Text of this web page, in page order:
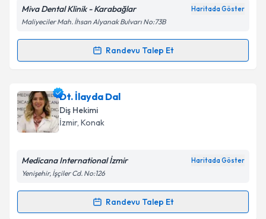
kapsamda işlenmesini kabul ediyorum.
Takvim Talebini Gönder
Miva Dental Klinik - Karabağlar Haritada Göster
Maliyeciler Mah. İhsan Alyanak Bulvarı No:73B
Randevu Talep Et
Randevu Takvimi Talebi
Dt. Murat Atakan Acar
oluşturun. Size bu uzmandan randevu almanız için bir
takvim hazırlandığında e-posta ile bilgilendireceğiz.
Kişisel verilerimin işlenmesine ilişkin
Metni'ni okudum ve kişisel verilerimin belirtilen
Dt. İlayda Dal
Diş Hekimi
İzmir, Konak
Medicana International İzmir Haritada Göster
Yenişehir, İşçiler Cd. No:126
Randevu Talep Et
Randevu Takvimi Talebi